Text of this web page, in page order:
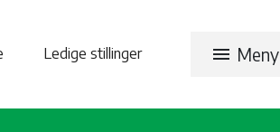
Ledige stillinger menu Meny